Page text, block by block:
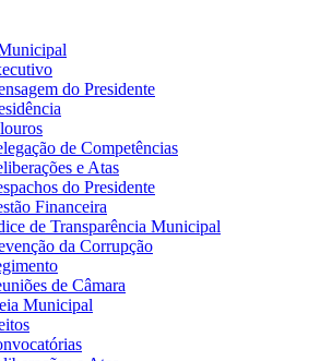
do Presidente
de Competências
e Atas
do Presidente
Financeira
de Transparência Municipal
da Corrupção
de Câmara
Municipal